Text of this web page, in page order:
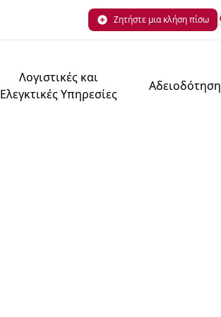
Ζητήστε μια κλήση πίσω
Λογιστικές και
Ελεγκτικές Υπηρεσίες
Αδειοδότηση